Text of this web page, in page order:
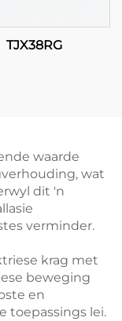
TJX38RG
waarde
wat
dit 'n
verminder.
krag met
beweging
en
toepassings lei.